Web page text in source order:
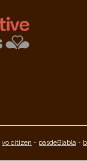
vo citizen - pasdeBlabla -